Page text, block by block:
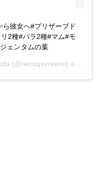
彼女へ#プリザーブド
2種#バラ2種#マム#モ
ェンタムの葉
(@necoqavreeno) on